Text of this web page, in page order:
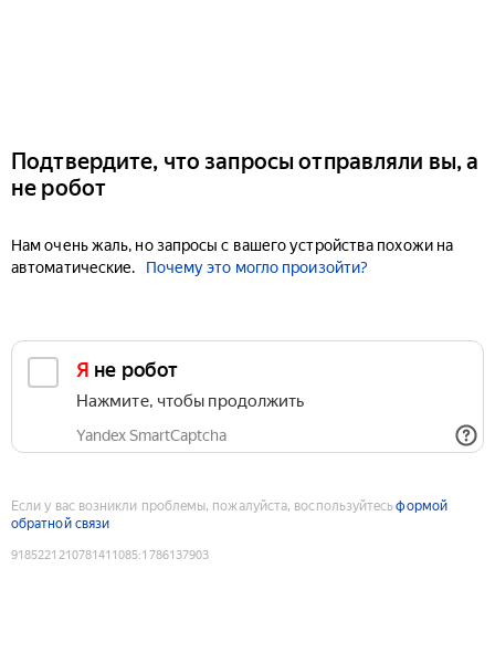
Подтвердите, что запросы отправляли вы, а
не робот
Нам очень жаль, но запросы с вашего устройства похожи на
автоматические.
Почему это могло произойти?
Я не робот
Нажмите, чтобы продолжить
Yandex SmartCaptcha
Если у вас возникли проблемы, пожалуйста, воспользуйтесьформой
обратной связи
9185221210781411085:1786137903